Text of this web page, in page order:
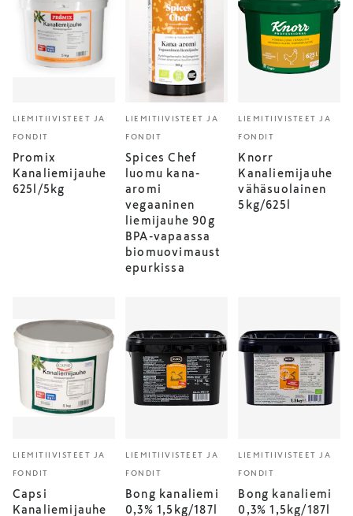
LIEMITIIVISTEET JA
FONDIT
Promix
Kanaliemijauhe
625l/5kg
LIEMITIIVISTEET JA
FONDIT
Spices Chef
luomu kana-
aromi
vegaaninen
liemijauhe 90g
BPA-vapaassa
biomuovimaust
epurkissa
LIEMITIIVISTEET JA
FONDIT
Knorr
Kanaliemijauhe
vähäsuolainen
5kg/625l
LIEMITIIVISTEET JA
FONDIT
Capsi
Kanaliemijauhe
LIEMITIIVISTEET JA
FONDIT
Bong kanaliemi
0,3% 1,5kg/187l
LIEMITIIVISTEET JA
FONDIT
Bong kanaliemi
0,3% 1,5kg/187l